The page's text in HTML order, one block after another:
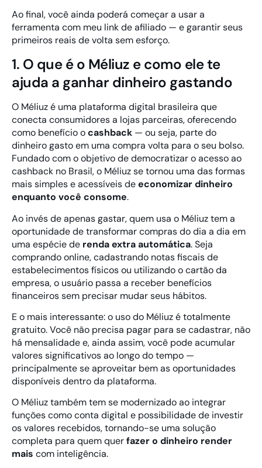
Ao final, você ainda poderá começar a usar a
ferramenta com meu link de afiliado — e garantir seus
primeiros reais de volta sem esforço.
1. O que é o Méliuz e como ele te
ajuda a ganhar dinheiro gastando
O Méliuz é uma plataforma digital brasileira que
conecta consumidores a lojas parceiras, oferecendo
como benefício ocashback — ou seja, parte do
dinheiro gasto em uma compra volta para o seu bolso.
Fundado com o objetivo de democratizar o acesso ao
cashback no Brasil, o Méliuz se tornou uma das formas
mais simples e acessíveis deeconomizar dinheiro
enquanto você consome.
Ao invés de apenas gastar, quem usa o Méliuz tem a
oportunidade de transformar compras do dia a dia em
uma espécie de renda extra automática. Seja
comprando online, cadastrando notas fiscais de
estabelecimentos físicos ou utilizando o cartão da
empresa, o usuário passa a receber benefícios
financeiros sem precisar mudar seus hábitos.
E o mais interessante: o uso do Méliuz é totalmente
gratuito. Você não precisa pagar para se cadastrar, não
há mensalidade e, ainda assim, você pode acumular
valores significativos ao longo do tempo —
principalmente se aproveitar bem as oportunidades
disponíveis dentro da plataforma.
O Méliuz também tem se modernizado ao integrar
funções como conta digital e possibilidade de investir
os valores recebidos, tornando-se uma solução
completa para quem querfazer o dinheiro render
mais com inteligência.